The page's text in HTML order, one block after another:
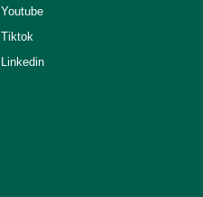
Youtube
Tiktok
Linkedin